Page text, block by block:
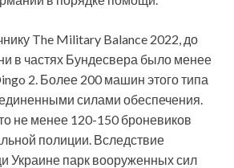
The Military Balance 2022, до
в частях Бундесвера было менее
2. Более 200 машин этого типа
силами обеспечения.
не менее 120-150 броневиков
полиции. Вследствие
Украине парк вооруженных сил